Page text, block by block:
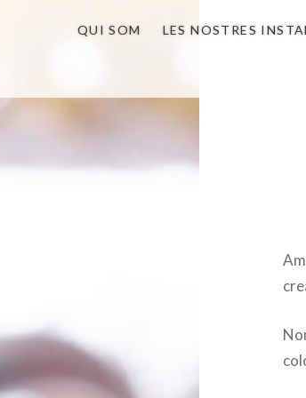
QUI SOM LES NOSTRES